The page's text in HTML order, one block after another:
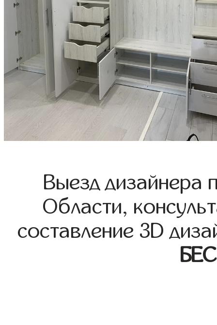
Выезд дизайнера
Области,
составление 3D